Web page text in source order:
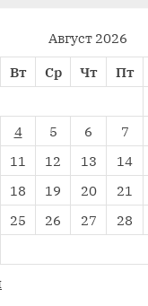
Август 2026
Вт Ср Чт Пт
4 5 6 7
11 12 13 14
18 19 20 21
25 26 27 28